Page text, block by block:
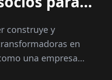
construye y
en
una empresa